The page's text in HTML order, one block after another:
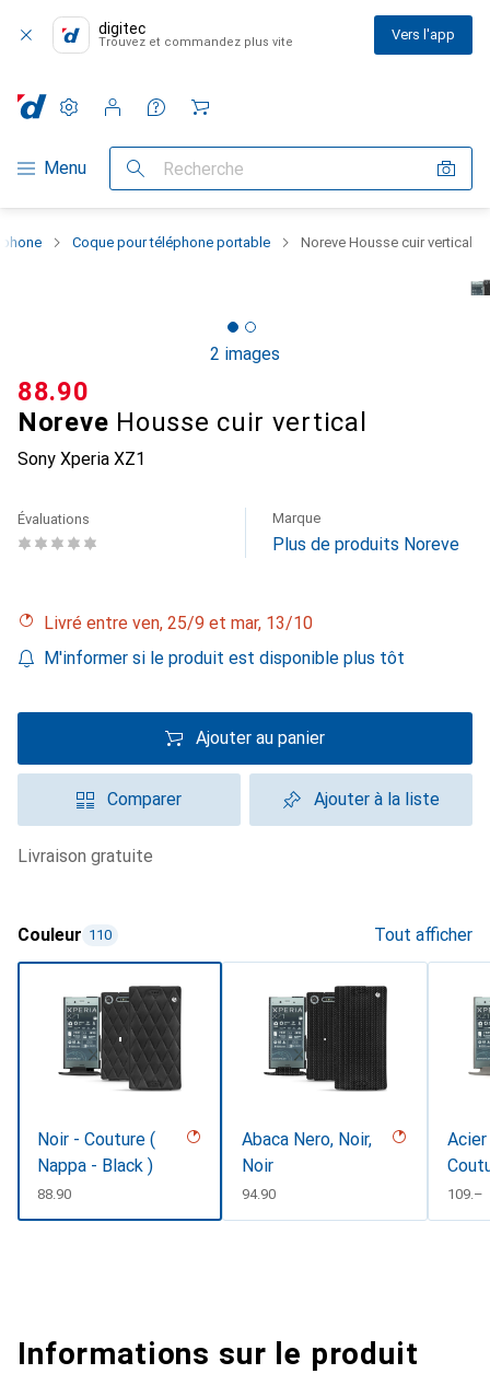
digitec
Trouvez et commandez plus vite Vers l'app
Navigation par catégorie
Menu Recherche
Paramètres
Compte client
Listes de comparaison
Listes d'envies
Panier
Coque pour téléphone portable Noreve Housse cuir vertical
2 images
Noreve Housse cuir vertical
Sony Xperia XZ1
CHF
88.90
Évaluations Marque
Plus de produits Noreve
Livré entre ven, 25/9 et mar, 13/10
M'informer si le produit est disponible plus tôt
Ajouter au panier
Comparer Ajouter à la liste
livraison gratuite
Couleur 110 Tout afficher
Noir - Couture (
Nappa - Black )
CHF
88.90
Abaca Nero, Noir,
Noir
CHF
94.90 CHF
109.–
Informations sur le produit